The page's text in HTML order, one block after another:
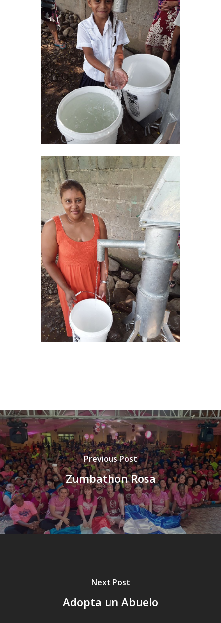
Previous Post
Zumbathon Rosa
Next Post
Adopta un Abuelo
Adopta un Abuelo
Ángeles de la
Centro de
Cepudito
Donaciones
La Mujer en el
Listones de Amor
Proyectos
Vaca Mecánica
Villas Pesqueras
Contacto
Noticias